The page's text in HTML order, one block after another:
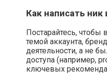
Как написать
Постарайтесь, чтобы
темой аккаунта,
деятельности, а не
доступа (например,
ключевых